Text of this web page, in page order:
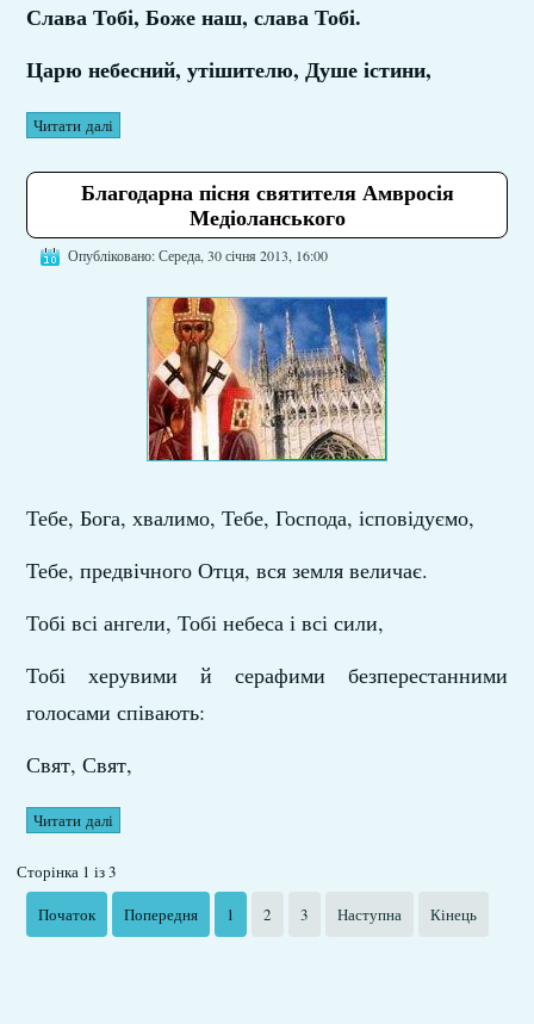
Слава Тобі, Боже наш, слава Тобі.
Царю небесний, утішителю, Душе істини,
Читати далі
Благодарна пісня святителя Амвросія
Медіоланського
Опубліковано: Середа, 30 січня 2013, 16:00
Тебе, Бога, хвалимо, Тебе, Господа, ісповідуємо,
Тебе, предвічного Отця, вся земля величає.
Тобі всі ангели, Тобі небеса і всі сили,
Тобі херувими й серафими безперестанними
голосами співають:
Свят, Свят,
Читати далі
Сторінка 1 із 3
Початок
Попередня 1 2 3 Наступна Кінець